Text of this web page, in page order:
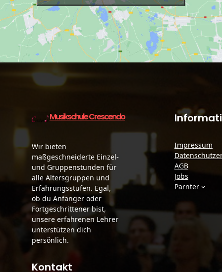
Musikschule Crescendo
Wir bieten
maßgeschneiderte Einzel-
und Gruppenstunden für
alle Altersgruppen und
Erfahrungsstufen. Egal,
ob du Anfänger oder
Fortgeschrittener bist,
unsere erfahrenen Lehrer
unterstützen dich
persönlich.
Impressum
AGB
Jobs
Parnter
Kontakt